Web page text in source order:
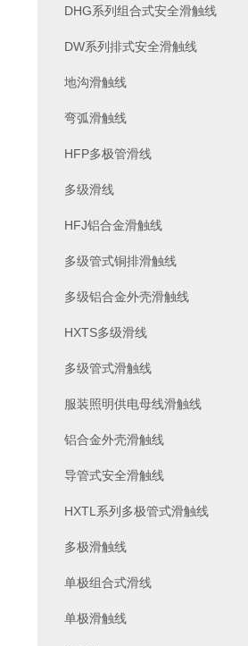
DHG系列组合式安全滑触线
DW系列排式安全滑触线
地沟滑触线
弯弧滑触线
HFP多极管滑线
多级滑线
HFJ铝合金滑触线
多级管式铜排滑触线
多级铝合金外壳滑触线
HXTS多级滑线
多级管式滑触线
服装照明供电母线滑触线
铝合金外壳滑触线
导管式安全滑触线
HXTL系列多极管式滑触线
多极滑触线
单极组合式滑线
单极滑触线